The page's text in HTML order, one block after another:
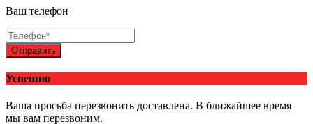
Ваш телефон
Отправить
Успешно
Ваша просьба перезвонить доставлена. В ближайшее время
мы вам перезвоним.